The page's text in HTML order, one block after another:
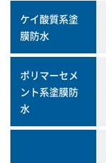
ケイ酸質系塗
膜防水
ポリマーセメ
ント系塗膜防
水